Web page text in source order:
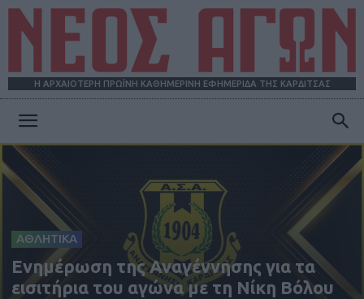
Η ΑΡΧΑΙΟΤΕΡΗ ΠΡΩΪΝΗ ΚΑΘΗΜΕΡΙΝΗ ΕΦΗΜΕΡΙΔΑ ΤΗΣ ΚΑΡΔΙΤΣΑΣ
ΑΘΛΗΤΙΚΑ
Ενημέρωση της Αναγέννησης για τα
εισιτήρια του αγώνα με τη Νίκη Βόλου